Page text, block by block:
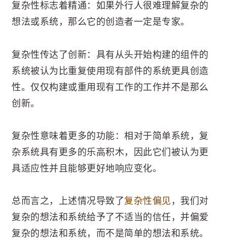
复杂性标志着精通：如果外行人很难理解复杂的
想法或系统，那么它的创造者一定是专家。
复杂性传达了创新：具有从头开始构建的组件的
系统被认为比重复使用现有部件的系统更具创造
性。仅仅构建或重用现有工作的工作并不是那么
创新。
复杂性意味着更多的功能：相对于简单系统，复
杂系统具有更多的乐高积木，因此它们被认为更
具适应性并且能够更好地响应变化。
总而言之，上述情况导致了复杂性偏见 ，我们对
复杂的想法和系统给予了不适当的信任，并偏爱
复杂的想法和系统，而不是简单的想法和系统。